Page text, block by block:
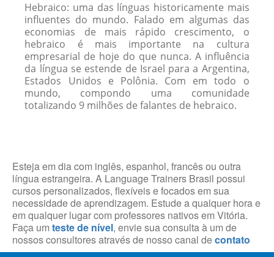
Hebraico: uma das línguas historicamente mais
influentes do mundo. Falado em algumas das
economias de mais rápido crescimento, o
hebraico é mais importante na cultura
empresarial de hoje do que nunca. A influência
da língua se estende de Israel para a Argentina,
Estados Unidos e Polônia. Com em todo o
mundo, compondo uma comunidade
totalizando 9 milhões de falantes de hebraico.
Esteja em dia com inglês, espanhol, francês ou outra
língua estrangeira. A Language Trainers Brasil possui
cursos personalizados, flexíveis e focados em sua
necessidade de aprendizagem. Estude a qualquer hora e
em qualquer lugar com professores nativos em Vitória.
Faça um teste de nível, envie sua consulta à um de
nossos consultores através de nosso canal decontato